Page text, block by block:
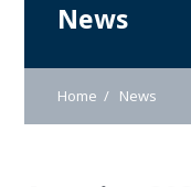
News
Home News